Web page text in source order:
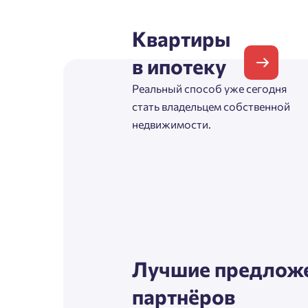
Квартиры
в ипотеку
Реальный способ уже сегодня
стать владельцем собственной
недвижимости.
Лучшие
партнёров
Email